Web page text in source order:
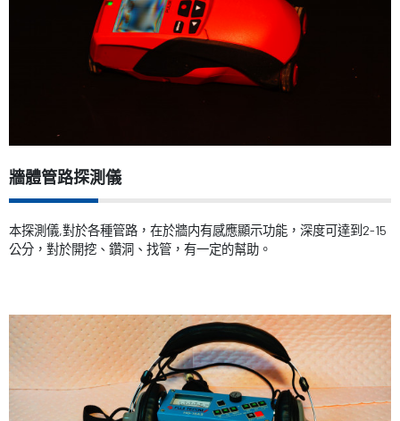
牆體管路探測儀
本探測儀,對於各種管路，在於牆内有感應顯示功能，深度可達到 2-15
公分，對於開挖、鑽洞、找管，有一定的幫助。